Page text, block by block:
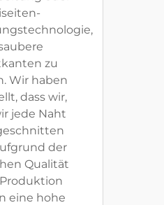
zu
Wir haben
dass wir,
jede Naht
der
Qualität
eine hohe